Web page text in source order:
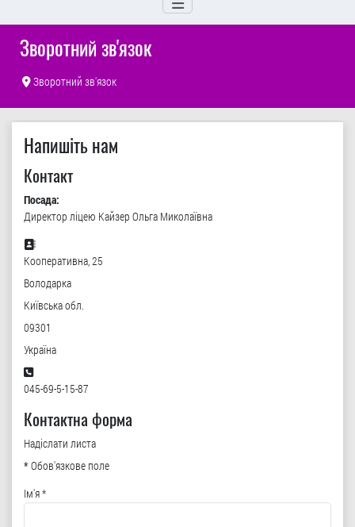
Зворотний зв'язок
Зворотний зв'язок
Напишіть нам
Контакт
Посада:
Директор ліцею Кайзер Ольга Миколаївна
Адреса:
Кооперативна, 25
Володарка
Київська обл.
09301
Україна
Телефон:
045-69-5-15-87
Контактна форма
Надіслати листа
*Обов'язкове поле
Ім'я*